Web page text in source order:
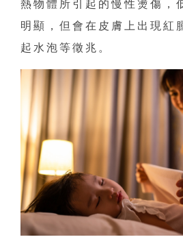
熱物體所引起的慢性燙傷，
明顯，但會在皮膚上出現紅
起水泡等徵兆。